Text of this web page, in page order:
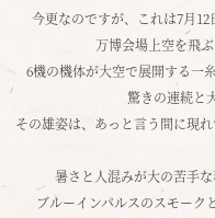
今更なのですが、これは7月
万博会場上空を飛
6機の機体が大空で展開する一
驚きの連続と
その雄姿は、あっと言う間に現
暑さと人混みが大の苦手
ブルーインパルスのスモーク